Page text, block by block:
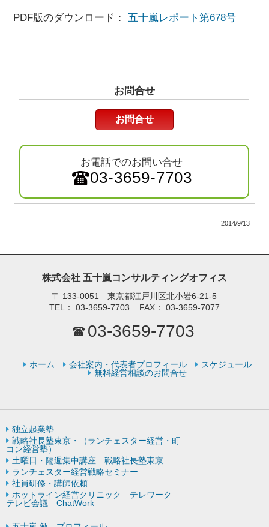
PDF版のダウンロード： 五十嵐レポート第678号
お問合せ
お問合せ
お電話でのお問い合せ
03-3659-7703
2014/9/13
株式会社 五十嵐コンサルティングオフィス
〒 133-0051 東京都江戸川区北小岩6-21-5
TEL：
03-3659-7703 FAX： 03-3659-7077
03-3659-7703
ホーム 会社案内・代表者プロフィール
スケジュール
無料経営相談のお問合せ
独立起業塾
戦略社長塾東京・（ランチェスター経営・町
コン経営塾）
土曜日・隔週集中講座 戦略社長塾東京
ランチェスター経営戦略セミナー
社員研修・講師依頼
ホットライン経営クリニック テレワーク
テレビ会議 ChatWork